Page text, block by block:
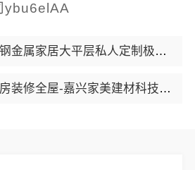
ybu6elAA
属家居大平层私人定制极简踢脚线评测
修全屋-嘉兴家美建材科技有限公司